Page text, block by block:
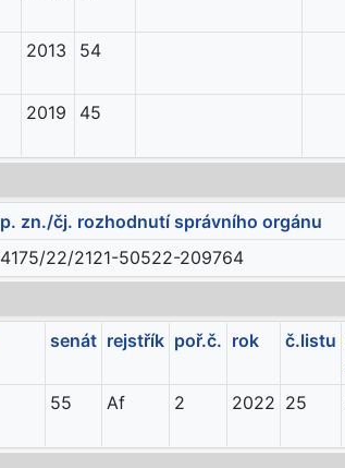
2013 54
2019 45
zn./čj. rozhodnutí správního orgánu
22/2121-50522-209764
senát rejstřík poř.č. rok č.listu
55 Af 2 2022 25